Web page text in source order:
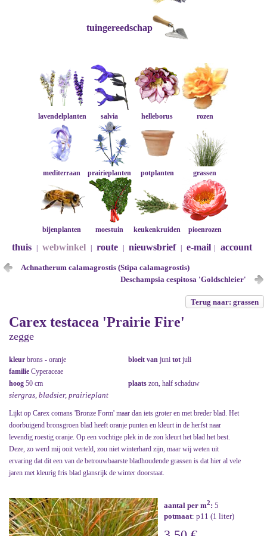
tuingereedschap
lavendelplanten salvia helleborus rozen
mediterraan prairieplanten potplanten grassen
bijenplanten moestuin keukenkruiden pioenrozen
thuis webwinkel route nieuwsbrief e-mail account
Achnatherum calamagrostis (Stipa calamagrostis)
Deschampsia cespitosa 'Goldschleier'
Terug naar: grassen
Carex testacea 'Prairie Fire'
zegge
kleur brons - oranje bloeit van juni tot juli
familie Cyperaceae
hoog 50 cm plaats zon, half schaduw
siergras, bladsier, prairieplant
Lijkt op Carex comans 'Bronze Form' maar dan iets groter en met breder blad. Het
doorbuigend bronsgroen blad heeft oranje punten en kleurt in de herfst naar
levendig roestig oranje. Op een vochtige plek in de zon kleurt het blad het best.
Deze, zo werd mij ooit verteld, zou niet winterhard zijn, maar wij weten uit
ervaring dat dit een van de betrouwbaarste bladhoudende grassen is dat hier al vele
jaren met kleurig fris blad glansrijk de winter doorstaat.
aantal per m2: 5
potmaat: p11 (1 liter)